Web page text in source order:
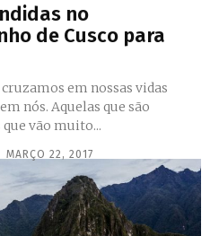
no
de Cusco para
em nossas vidas
nós. Aquelas que são
que vão muito...
MARÇO 22, 2017